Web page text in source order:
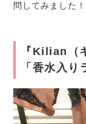
問してみました！
『Kilian（
「香水入り